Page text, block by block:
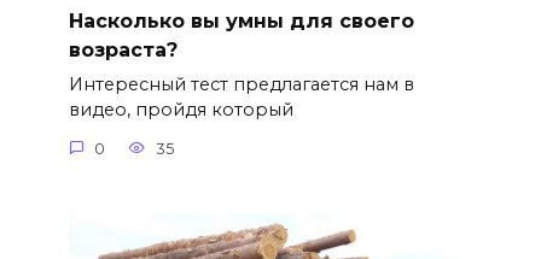
Насколько вы умны для своего
возраста?
Интересный тест предлагается нам в
видео, пройдя который
0 35